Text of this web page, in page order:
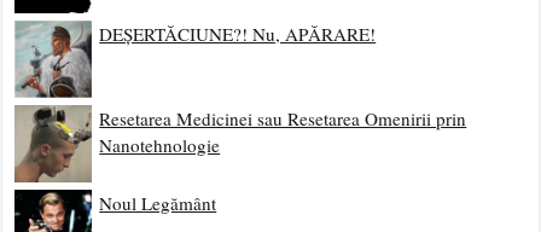
DEȘERTĂCIUNE?! Nu, APĂRARE!
Resetarea Medicinei sau Resetarea Omenirii prin
Nanotehnologie
Noul Legământ